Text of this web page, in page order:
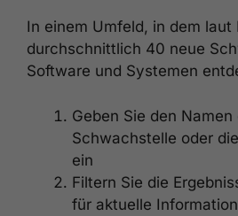
In einem Umfeld, in dem laut
durchschnittlich 40 neue
Software und Systemen
Geben Sie den Namen
Schwachstelle oder
ein
Filtern Sie die
für aktuelle